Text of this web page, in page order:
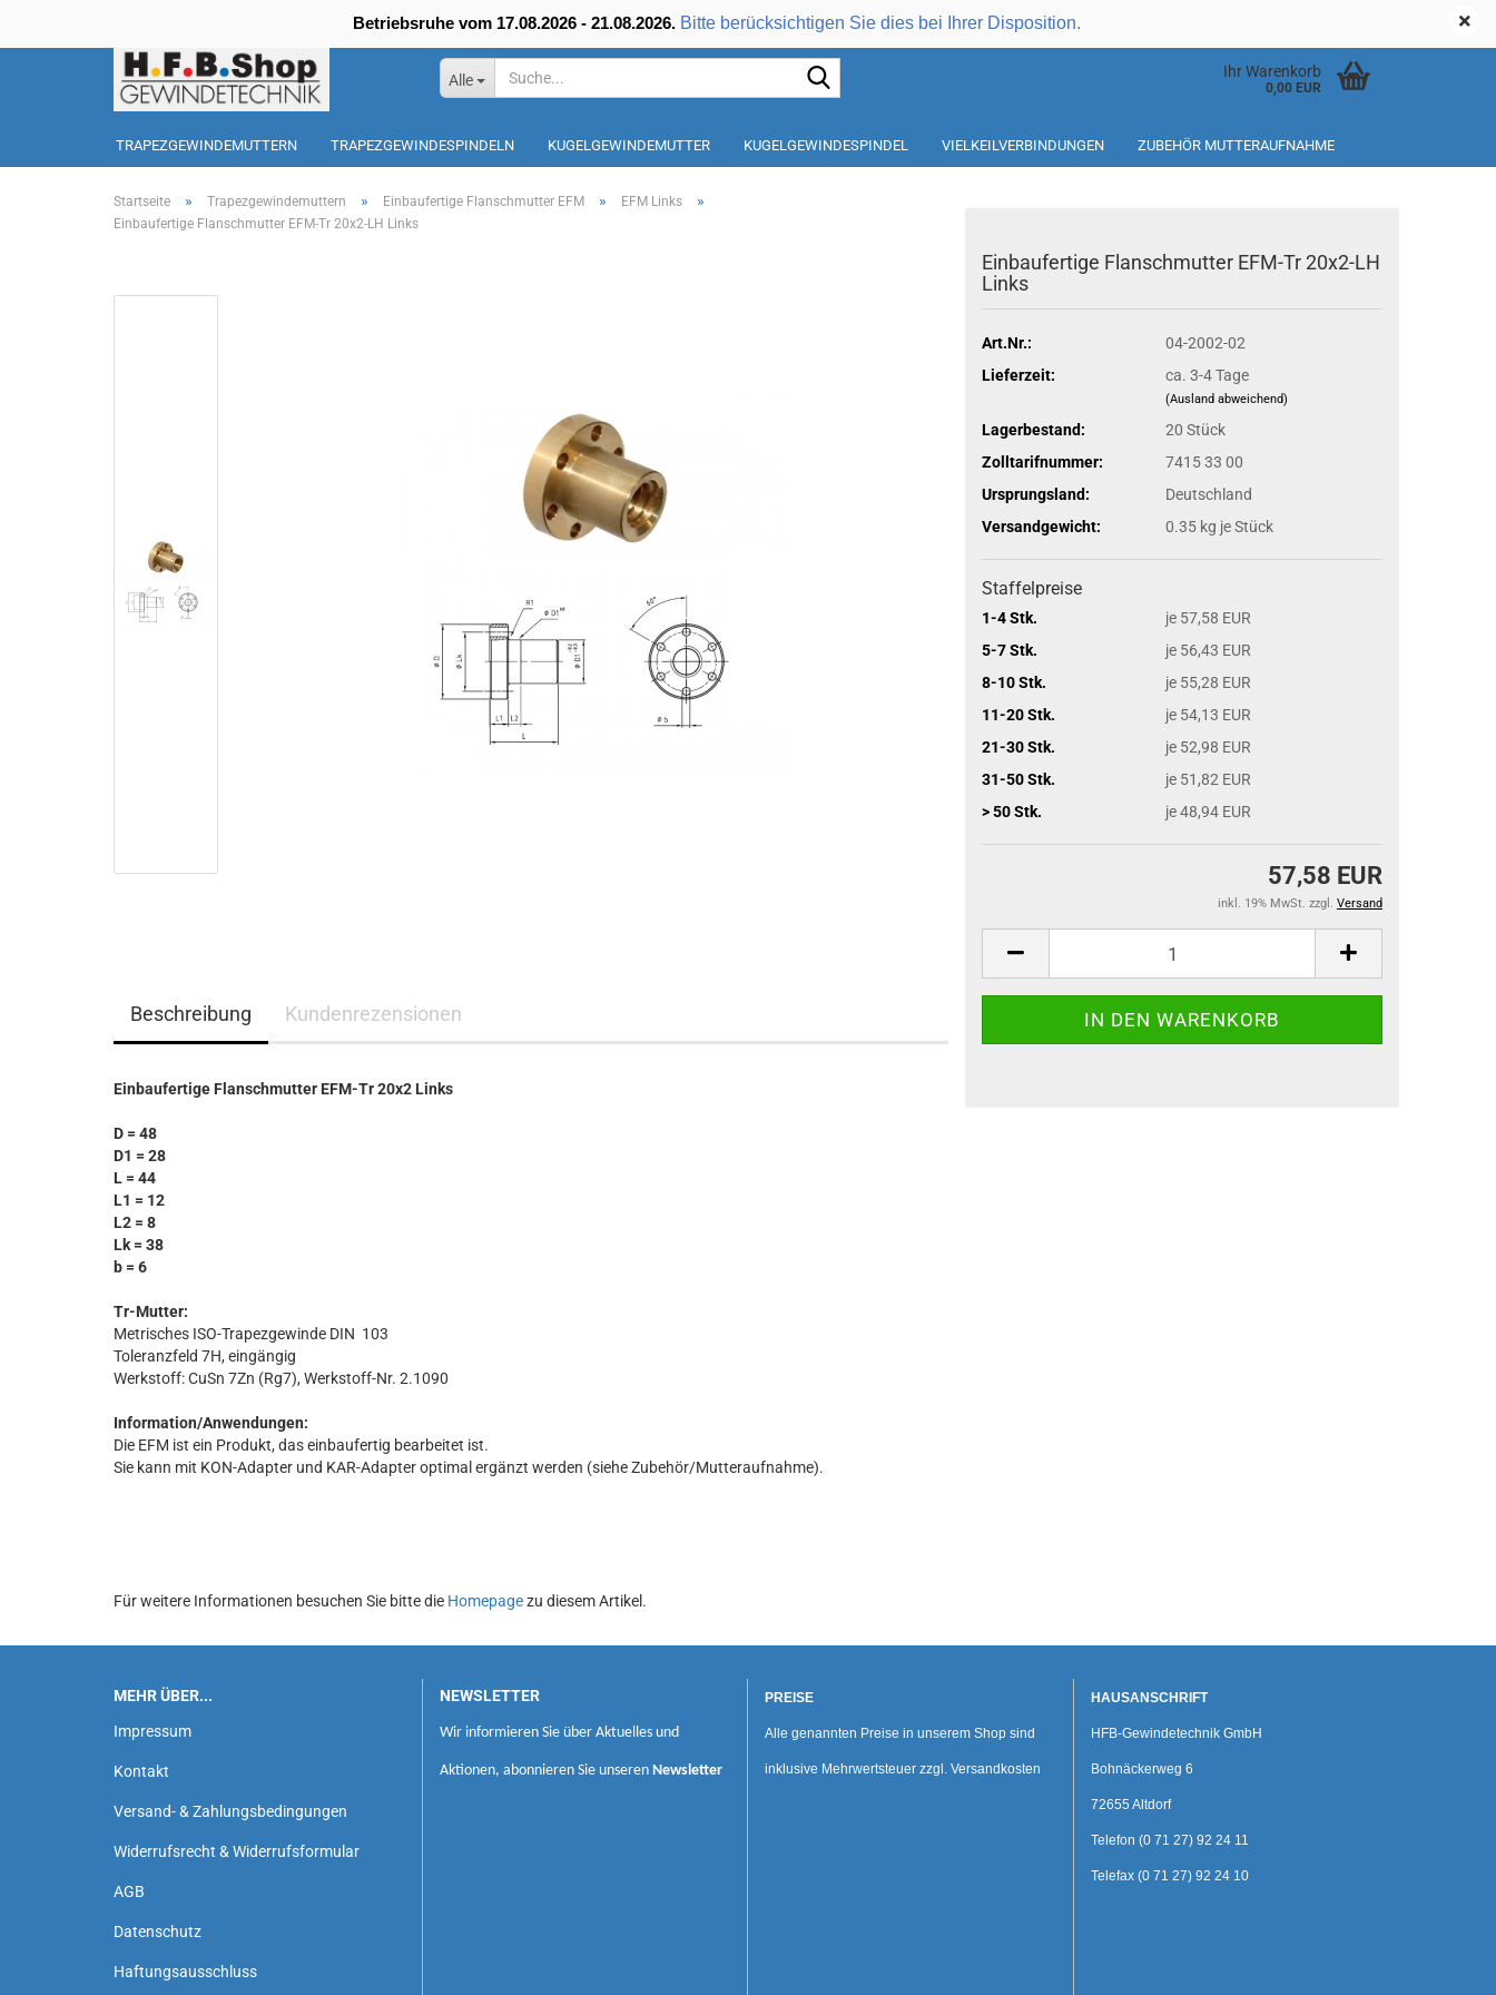
Alle Ihr Warenkorb
0,00 EUR
Betriebsruhe vom 17.08.2026 - 21.08.2026. Bitte berücksichtigen Sie dies bei Ihrer Disposition.
TRAPEZGEWINDEMUTTERN TRAPEZGEWINDESPINDELN KUGELGEWINDEMUTTER KUGELGEWINDESPINDEL VIELKEILVERBINDUNGEN ZUBEHÖR MUTTERAUFNAHME
Startseite » Trapezgewindemuttern » Einbaufertige Flanschmutter EFM » EFM Links »
Einbaufertige Flanschmutter EFM-Tr 20x2-LH Links
Einbaufertige Flanschmutter EFM-Tr 20x2-LH
Links
Art.Nr.:
04-2002-02
Lieferzeit:
ca. 3-4 Tage
(Ausland abweichend)
Lagerbestand: 20 Stück
Zolltarifnummer:
7415 33 00
Ursprungsland:
Deutschland
Versandgewicht:
0.35 kg je Stück
Staffelpreise
1-4 Stk.
je 57,58 EUR
5-7 Stk.
je 56,43 EUR
8-10 Stk.
je 55,28 EUR
11-20 Stk.
je 54,13 EUR
21-30 Stk.
je 52,98 EUR
31-50 Stk.
je 51,82 EUR
> 50 Stk.
je 48,94 EUR
57,58 EUR
inkl. 19% MwSt. zzgl. Versand
Beschreibung Kundenrezensionen
Einbaufertige Flanschmutter EFM-Tr 20x2 Links
D = 48
D1 = 28
L = 44
L1 = 12
L2 = 8
Lk = 38
b = 6
Tr-Mutter:
Metrisches ISO-Trapezgewinde DIN 103
Toleranzfeld 7H, eingängig
Werkstoff: CuSn 7Zn (Rg7), Werkstoff-Nr. 2.1090
Information/Anwendungen:
Die EFM ist ein Produkt, das einbaufertig bearbeitet ist.
Sie kann mit KON-Adapter und KAR-Adapter optimal ergänzt werden (siehe Zubehör/Mutteraufnahme).
Für weitere Informationen besuchen Sie bitte die Homepagezu diesem Artikel.
MEHR ÜBER...
Impressum
Kontakt
Versand- & Zahlungsbedingungen
Widerrufsrecht & Widerrufsformular
AGB
Datenschutz
Haftungsausschluss
NEWSLETTER
Wir informieren Sie über Aktuelles und
Aktionen, abonnieren Sie unseren Newsletter
PREISE
Alle genannten Preise in unserem Shop sind
inklusive Mehrwertsteuer zzgl. Versandkosten
HAUSANSCHRIFT
HFB-Gewindetechnik GmbH
Bohnäckerweg 6
72655 Altdorf
Telefon (0 71 27) 92 24 11
Telefax (0 71 27) 92 24 10